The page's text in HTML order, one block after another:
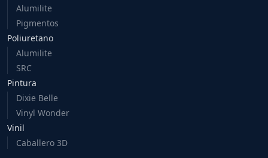
Alumilite
Pigmentos
Poliuretano
Alumilite
SRC
Pintura
Dixie Belle
Vinyl Wonder
Vinil
Caballero 3D